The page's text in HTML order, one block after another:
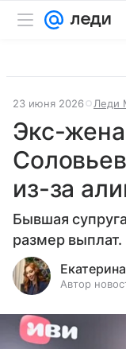
23 июня 2026 Леди
Экс-
из-за
Бывшая
размер выплат.
Автор